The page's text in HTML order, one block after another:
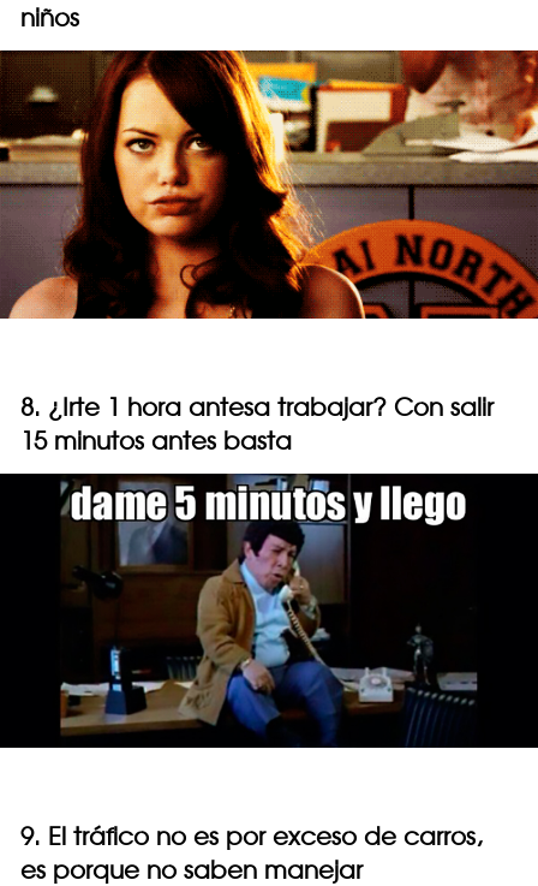
niños
8. ¿Irte 1 hora antesa trabajar? Con salir
15 minutos antes basta
9. El tráfico no es por exceso de carros,
es porque no saben manejar